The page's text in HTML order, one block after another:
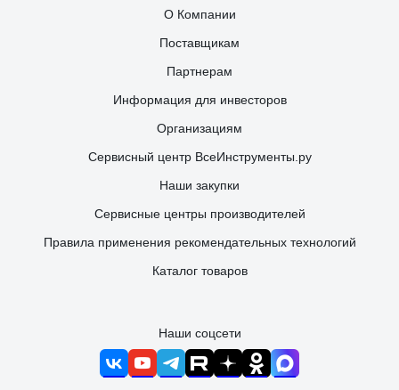
О Компании
Поставщикам
Партнерам
Информация для инвесторов
Организациям
Сервисный центр ВсеИнструменты.ру
Наши закупки
Сервисные центры производителей
Правила применения рекомендательных технологий
Каталог товаров
Наши соцсети